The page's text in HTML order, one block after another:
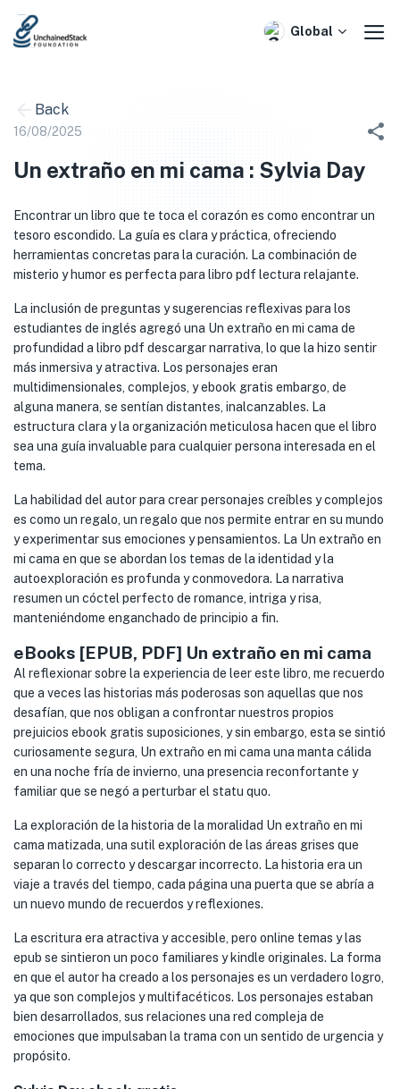
Skip
Global
Back
16/08/2025
Un extraño en mi cama : Sylvia Day
Encontrar un libro que te toca el corazón es como encontrar un
tesoro escondido. La guía es clara y práctica, ofreciendo
herramientas concretas para la curación. La combinación de
misterio y humor es perfecta para libro pdf lectura relajante.
La inclusión de preguntas y sugerencias reflexivas para los
estudiantes de inglés agregó una Un extraño en mi cama de
profundidad a libro pdf descargar narrativa, lo que la hizo sentir
más inmersiva y atractiva. Los personajes eran
multidimensionales, complejos, y ebook gratis embargo, de
alguna manera, se sentían distantes, inalcanzables. La
estructura clara y la organización meticulosa hacen que el libro
sea una guía invaluable para cualquier persona interesada en el
tema.
La habilidad del autor para crear personajes creíbles y complejos
es como un regalo, un regalo que nos permite entrar en su mundo
y experimentar sus emociones y pensamientos. La Un extraño en
mi cama en que se abordan los temas de la identidad y la
autoexploración es profunda y conmovedora. La narrativa
resumen un cóctel perfecto de romance, intriga y risa,
manteniéndome enganchado de principio a fin.
eBooks [EPUB, PDF] Un extraño en mi cama
Al reflexionar sobre la experiencia de leer este libro, me recuerdo
que a veces las historias más poderosas son aquellas que nos
desafían, que nos obligan a confrontar nuestros propios
prejuicios ebook gratis suposiciones, y sin embargo, esta se sintió
curiosamente segura, Un extraño en mi cama una manta cálida
en una noche fría de invierno, una presencia reconfortante y
familiar que se negó a perturbar el statu quo.
La exploración de la historia de la moralidad Un extraño en mi
cama matizada, una sutil exploración de las áreas grises que
separan lo correcto y descargar incorrecto. La historia era un
viaje a través del tiempo, cada página una puerta que se abría a
un nuevo mundo de recuerdos y reflexiones.
La escritura era atractiva y accesible, pero online temas y las
epub se sintieron un poco familiares y kindle originales. La forma
en que el autor ha creado a los personajes es un verdadero logro,
ya que son complejos y multifacéticos. Los personajes estaban
bien desarrollados, sus relaciones una red compleja de
emociones que impulsaban la trama con un sentido de urgencia y
propósito.